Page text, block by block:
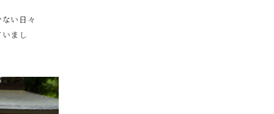
い日々
まし